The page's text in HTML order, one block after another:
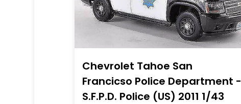
Chevrolet Tahoe San
Francicso Police Department -
S.F.P.D. Police (US) 2011 1/43